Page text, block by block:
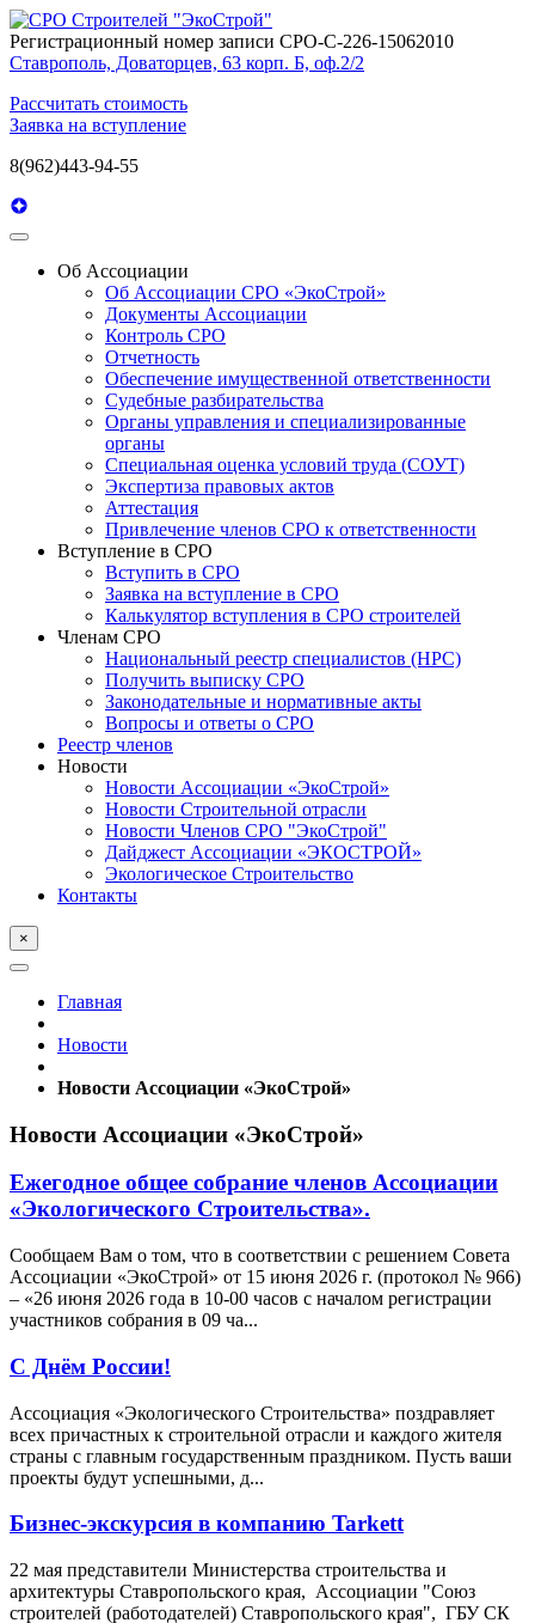
Регистрационный номер записи СРО-С-226-15062010
Ставрополь, Доваторцев, 63 корп. Б, оф.2/2
Рассчитать стоимость
Заявка на вступление
8(962)443-94-55
Об Ассоциации
Об Ассоциации СРО «ЭкоСтрой»
Документы Ассоциации
Контроль СРО
Отчетность
Обеспечение имущественной ответственности
Судебные разбирательства
Органы управления и специализированные
органы
Специальная оценка условий труда (СОУТ)
Экспертиза правовых актов
Аттестация
Привлечение членов СРО к ответственности
Вступление в СРО
Вступить в СРО
Заявка на вступление в СРО
Калькулятор вступления в СРО строителей
Членам СРО
Национальный реестр специалистов (НРС)
Получить выписку СРО
Законодательные и нормативные акты
Вопросы и ответы о СРО
Реестр членов
Новости
Новости Ассоциации «ЭкоСтрой»
Новости Строительной отрасли
Новости Членов СРО "ЭкоСтрой"
Дайджест Ассоциации «ЭКОСТРОЙ»
Экологическое Строительство
Контакты
×
Главная
Новости
Новости Ассоциации «ЭкоСтрой»
Новости Ассоциации «ЭкоСтрой»
Ежегодное общее собрание членов Ассоциации
«Экологического Строительства».
Сообщаем Вам о том, что в соответствии с решением Совета
Ассоциации «ЭкоСтрой» от 15 июня 2026 г. (протокол № 966)
– «26 июня 2026 года в 10-00 часов с началом регистрации
участников собрания в 09 ча...
С Днём России!
Ассоциация «Экологического Строительства» поздравляет
всех причастных к строительной отрасли и каждого жителя
страны с главным государственным праздником. Пусть ваши
проекты будут успешными, д...
Бизнес-экскурсия в компанию Tarkett
22 мая представители Министерства строительства и
архитектуры Ставропольского края, Ассоциации "Союз
строителей (работодателей) Ставропольского края", ГБУ СК